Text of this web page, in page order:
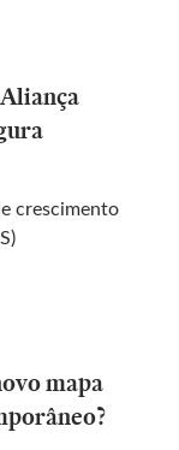
crescimento
mapa